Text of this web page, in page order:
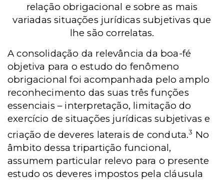
relação obrigacional e sobre as mais
variadas situações jurídicas subjetivas que
lhe são correlatas.
A consolidação da relevância da boa-fé
objetiva para o estudo do fenômeno
obrigacional foi acompanhada pelo amplo
reconhecimento das suas três funções
essenciais – interpretação, limitação do
exercício de situações jurídicas subjetivas e
criação de deveres laterais de conduta.3 No
âmbito dessa tripartição funcional,
assumem particular relevo para o presente
estudo os deveres impostos pela cláusula